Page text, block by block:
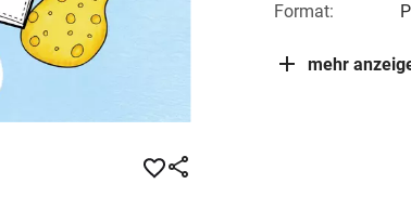
Format:
mehr